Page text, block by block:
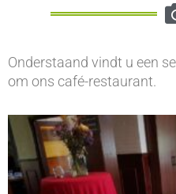
Onderstaand vindt u een
om ons café-restaurant.